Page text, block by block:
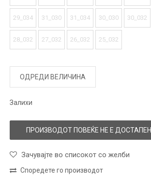
29_034 31_030 31_034 30_030 30_032
28_032 27_032 26_032 25_032
ОДРЕДИ ВЕЛИЧИНА
Залихи
ПРОИЗВОДОТ ПОВЕЌЕ НЕ Е ДОСТАПЕН
Зачувајте во списокот со желби
Споредете го производот